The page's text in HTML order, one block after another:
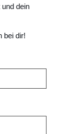
dein
bei dir!